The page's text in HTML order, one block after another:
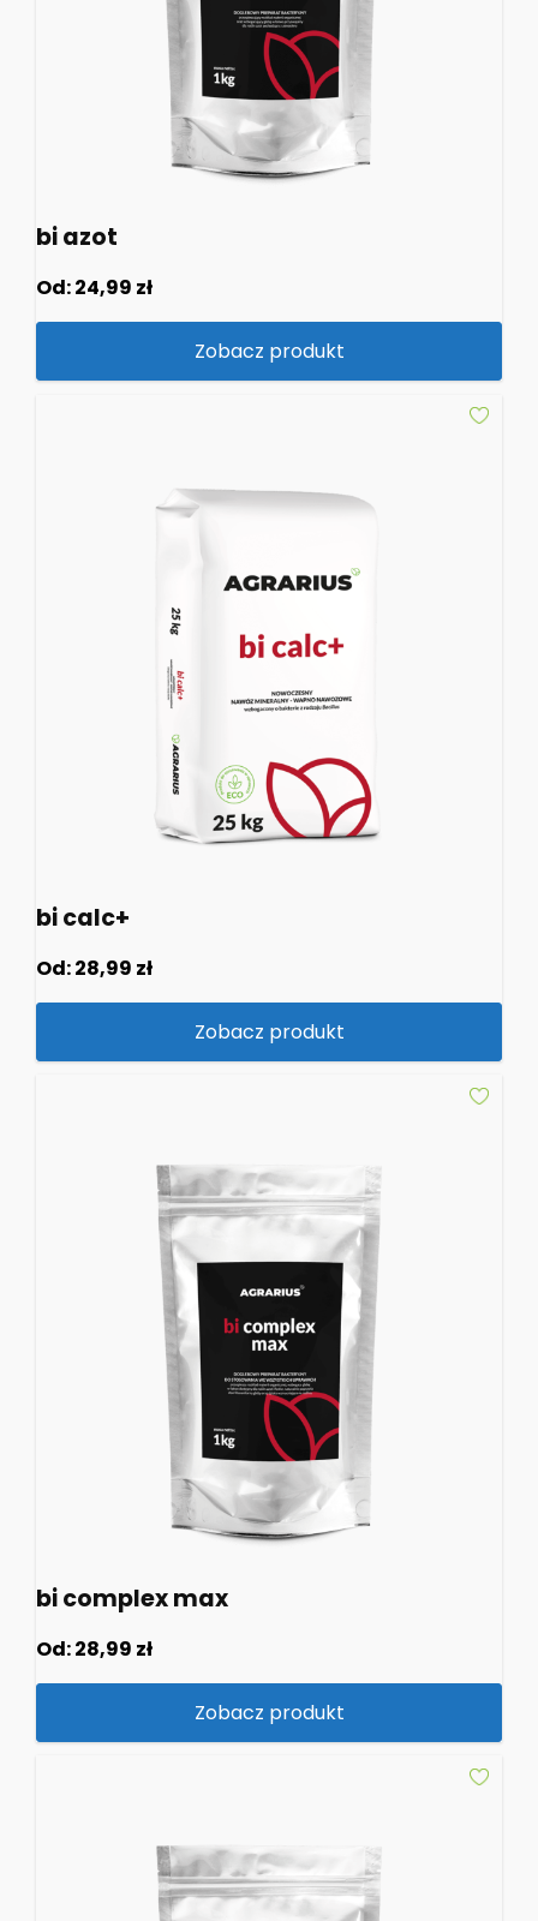
bi azot
Od:24,99 zł
Zobacz produkt
bi calc+
Od:28,99 zł
Zobacz produkt
bi complex max
Od:28,99 zł
Zobacz produkt